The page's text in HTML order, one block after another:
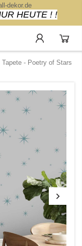
dekor.de
HEUTE ! !
Tapete - Poetry of Stars